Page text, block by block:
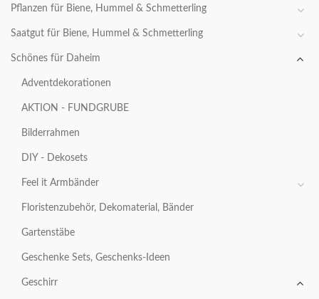
Pflanzen für Biene, Hummel & Schmetterling
Saatgut für Biene, Hummel & Schmetterling
Schönes für Daheim
Adventdekorationen
AKTION - FUNDGRUBE
Bilderrahmen
DIY - Dekosets
Feel it Armbänder
Floristenzubehör, Dekomaterial, Bänder
Gartenstäbe
Geschenke Sets, Geschenks-Ideen
Geschirr